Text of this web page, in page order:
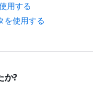
用する
を使用する
か?